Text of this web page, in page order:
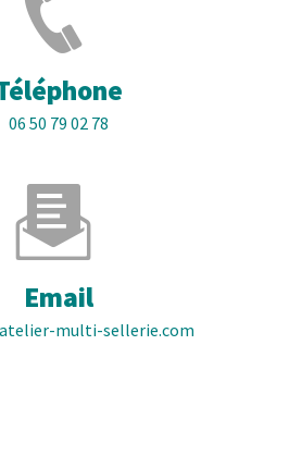
06 50 79 02 78
Email
multi-sellerie.com